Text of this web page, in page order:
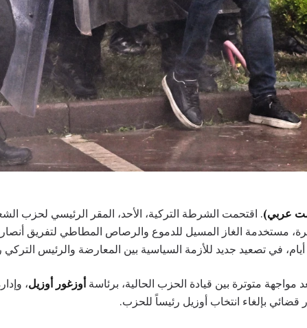
عربي)
مستخدمة الغاز المسيل للدموع والرصاص المطاطي لتفريق
أيام، في تصعيد جديد للأزمة السياسية بين المعارضة والرئيس
مواجهة متوترة بين قيادة الحزب الحالية، برئاسة أوزغور أوزيل،
بإلغاء انتخاب أوزيل رئيساً للحزب.